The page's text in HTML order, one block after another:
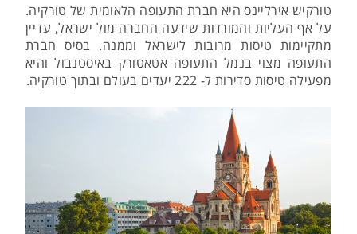
טורקיש אירליינס היא חברת התעופה הלאומית של טורקיה.
על אף העליות והמורדות שידעה החברה מול ישראל, עדיין
מתקיימות טיסות מרובות לישראל וממנה. בסיס חברת
התעופה מצוי בנמל התעופה אטאטורק באיסטנבול והיא
מפעילה טיסות סדירות ל- 222 יעדים בעולם ובתוך טורקיה.